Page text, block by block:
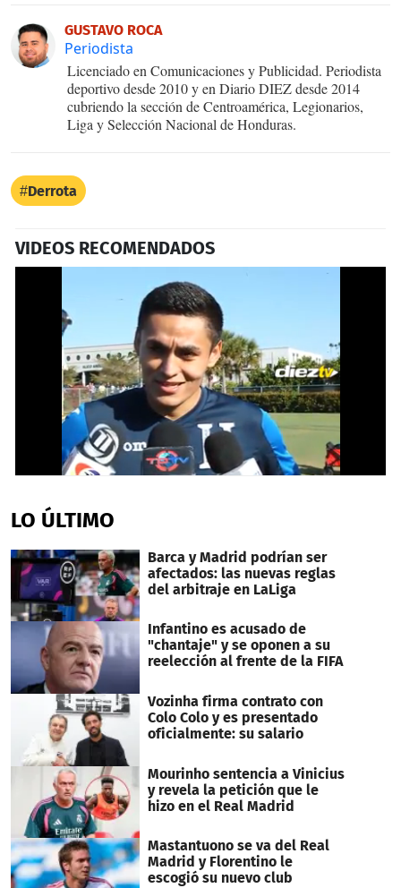
GUSTAVO ROCA
Periodista
Licenciado en Comunicaciones y Publicidad. Periodista
deportivo desde 2010 y en Diario DIEZ desde 2014
cubriendo la sección de Centroamérica, Legionarios,
Liga y Selección Nacional de Honduras.
Derrota
VIDEOS RECOMENDADOS
of
1
4
seconds
LO ÚLTIMO
Barca y Madrid podrían ser
afectados: las nuevas reglas
del arbitraje en LaLiga
Infantino es acusado de
"chantaje" y se oponen a su
reelección al frente de la FIFA
Vozinha firma contrato con
Colo Colo y es presentado
oficialmente: su salario
Mourinho sentencia a Vinicius
y revela la petición que le
hizo en el Real Madrid
Mastantuono se va del Real
Madrid y Florentino le
escogió su nuevo club